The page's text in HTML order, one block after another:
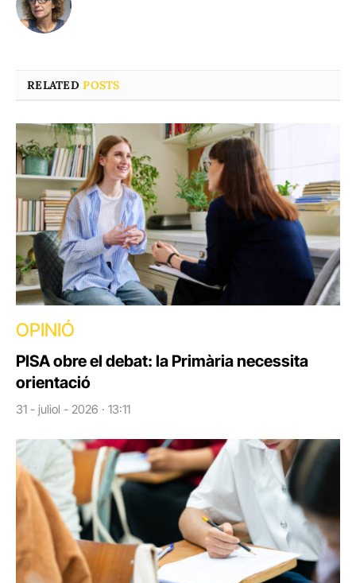
RELATEDPOSTS
OPINIÓ
PISA obre el debat: la Primària necessita
orientació
31 - juliol - 2026 · 13:11